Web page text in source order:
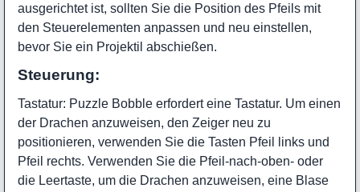
ausgerichtet ist, sollten Sie die Position des Pfeils mit
den Steuerelementen anpassen und neu einstellen,
bevor Sie ein Projektil abschießen.
Steuerung:
Tastatur: Puzzle Bobble erfordert eine Tastatur. Um einen
der Drachen anzuweisen, den Zeiger neu zu
positionieren, verwenden Sie die Tasten Pfeil links und
Pfeil rechts. Verwenden Sie die Pfeil-nach-oben- oder
die Leertaste, um die Drachen anzuweisen, eine Blase